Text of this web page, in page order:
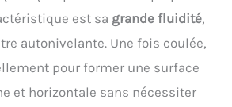
est sa grande fluidité,
autonivelante. Une fois coulée,
pour former une surface
et horizontale sans nécessiter